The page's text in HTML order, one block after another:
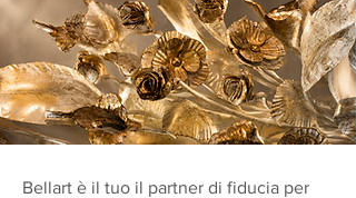
Bellart è il tuo il partner di fiducia per